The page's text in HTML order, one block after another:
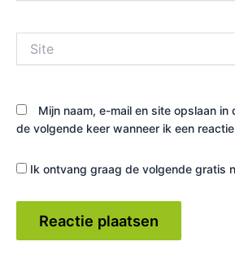
Mijn naam, e-mail en site opslaan
de volgende keer wanneer ik een
Ik ontvang graag de volgende gratis